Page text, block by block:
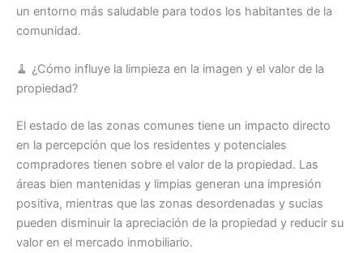
un entorno más saludable para todos los habitantes de la
comunidad.
🧹 ¿Cómo influye la limpieza en la imagen y el valor de la
propiedad?
El estado de las zonas comunes tiene un impacto directo
en la percepción que los residentes y potenciales
compradores tienen sobre el valor de la propiedad. Las
áreas bien mantenidas y limpias generan una impresión
positiva, mientras que las zonas desordenadas y sucias
pueden disminuir la apreciación de la propiedad y reducir su
valor en el mercado inmobiliario.